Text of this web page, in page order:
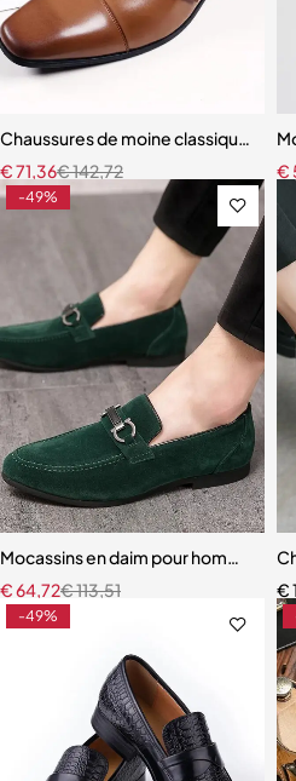
Chaussures de moine classiques
€142,72
€71,36 €
-49%
Mocassins en daim pour hommes
€113,51
€64,72
€
-49%